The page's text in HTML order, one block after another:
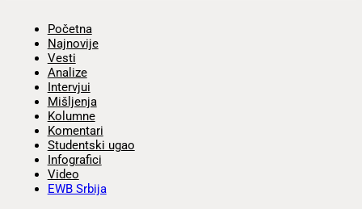
Početna
Najnovije
Vesti
Analize
Intervjui
Mišljenja
Kolumne
Komentari
Studentski ugao
Infografici
Video
EWB Srbija